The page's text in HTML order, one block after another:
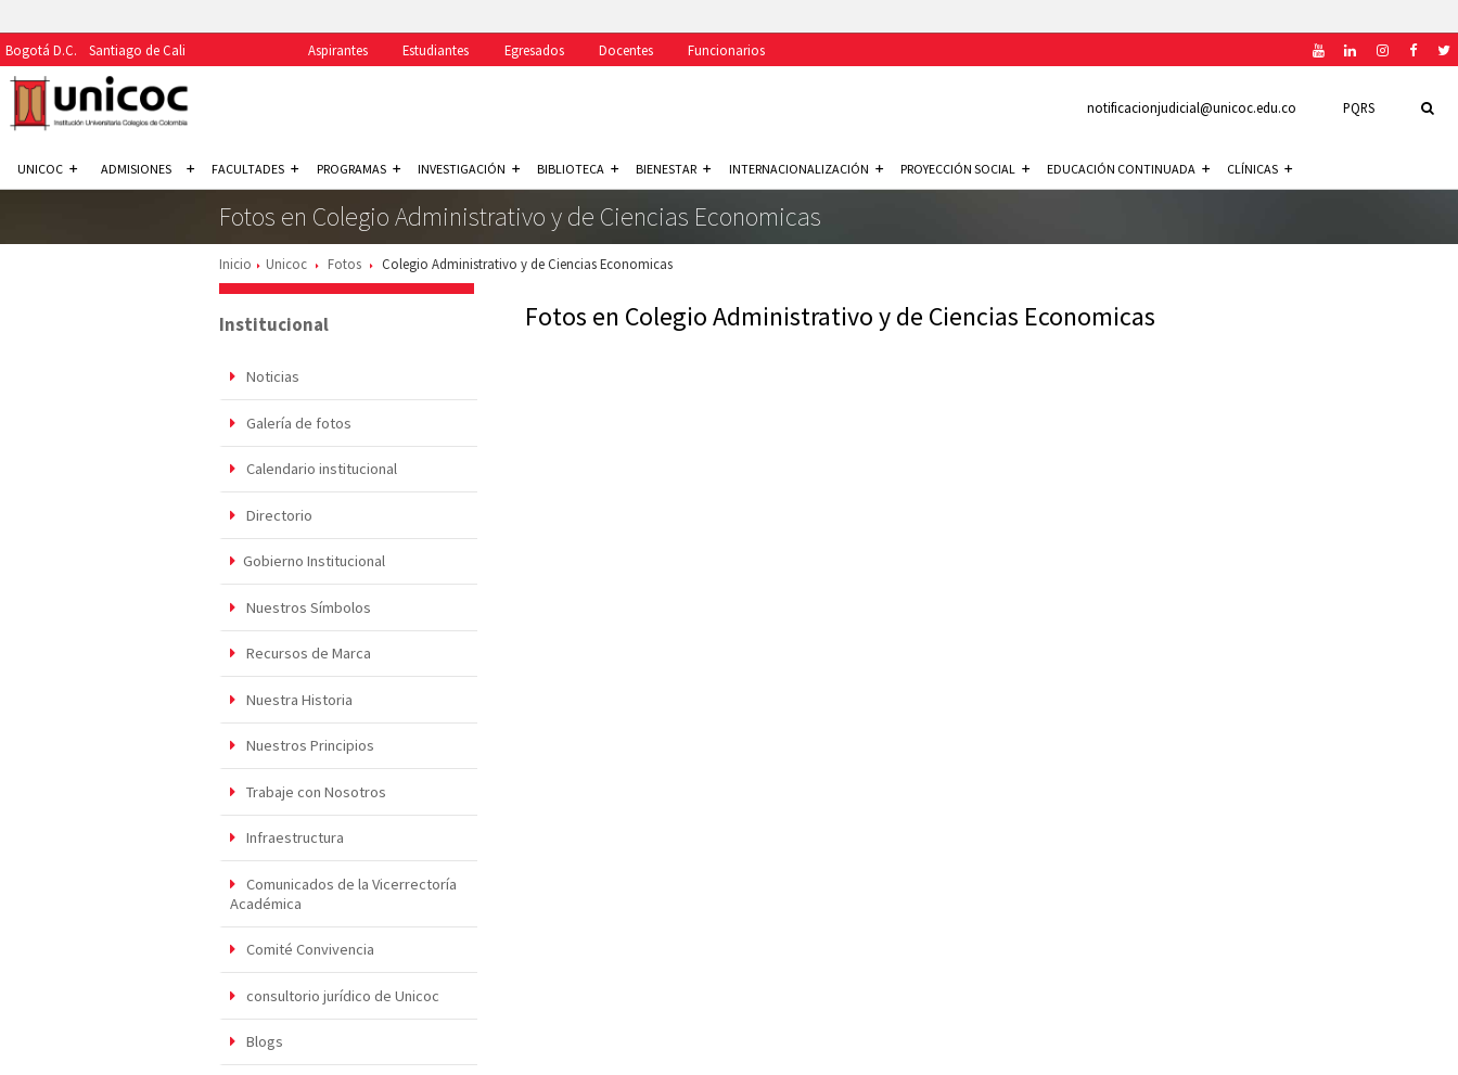
Bogotá D.C. Santiago de Cali Aspirantes Estudiantes Egresados Docentes Funcionarios
PQRS
notificacionjudicial@unicoc.edu.co
UNICOC ADMISIONES FACULTADES PROGRAMAS INVESTIGACIÓN BIBLIOTECA BIENESTAR INTERNACIONALIZACIÓN PROYECCIÓN SOCIAL EDUCACIÓN CONTINUADA CLÍNICAS
Fotos en Colegio Administrativo y de Ciencias Economicas
Inicio Unicoc Fotos Colegio Administrativo y de Ciencias Economicas
Institucional
Noticias
Galería de fotos
Calendario institucional
Directorio
Gobierno Institucional
Nuestros Símbolos
Recursos de Marca
Nuestra Historia
Nuestros Principios
Trabaje con Nosotros
Infraestructura
Comunicados de la Vicerrectoría
Académica
Comité Convivencia
consultorio jurídico de Unicoc
Blogs
Fotos en Colegio Administrativo y de Ciencias Economicas